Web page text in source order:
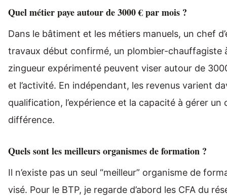
Quel métier paye autour de 3000 € par mois ?
Dans le bâtiment et les métiers manuels, un chef
travaux début confirmé, un plombier-chauffagiste
zingueur expérimenté peuvent viser autour de
et l’activité. En indépendant, les revenus varient
qualification, l’expérience et la capacité à gérer
différence.
Quels sont les meilleurs organismes de formation ?
Il n’existe pas un seul “meilleur” organisme de
visé. Pour le BTP, je regarde d’abord les CFA du